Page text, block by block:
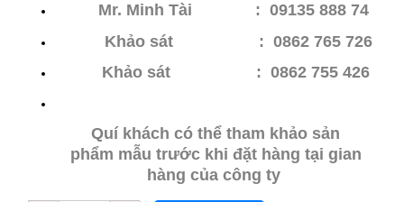
Mr. Minh Tài : 09135 888 74
Khảo sát : 0862 765 726
Khảo sát
: 0862 755 426
Quí khách có thể tham khảo sản
phẩm mẫu trước khi đặt hàng tại gian
hàng của công ty